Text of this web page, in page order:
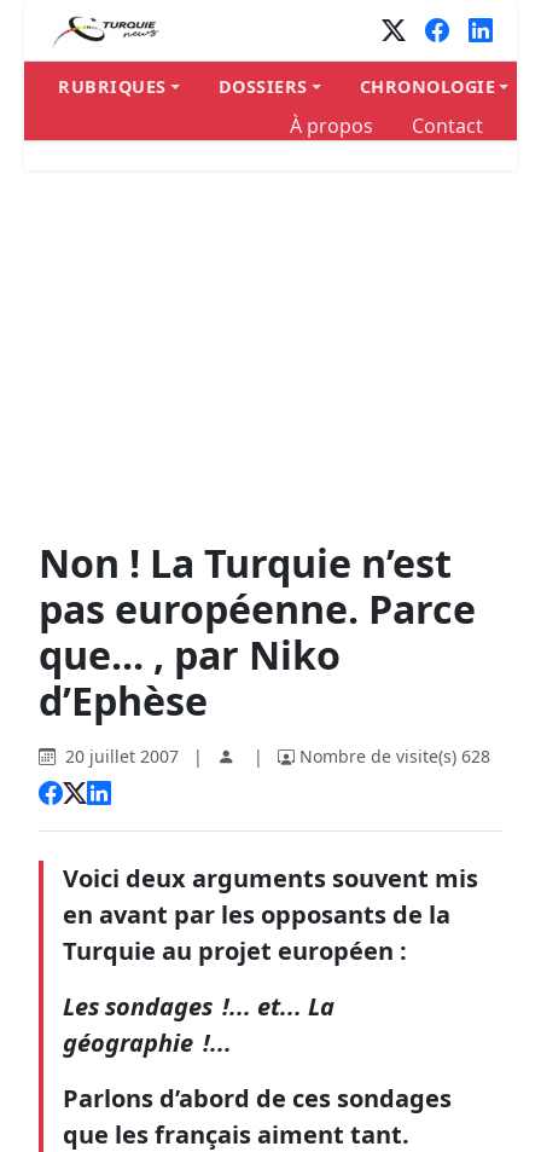
RUBRIQUES DOSSIERS CHRONOLOGIE
À propos Contact
Non ! La Turquie n’est
pas européenne. Parce
que... , par Niko
d’Ephèse
20 juillet 2007 | | Nombre de visite(s) 628
Voici deux arguments souvent mis
en avant par les opposants de la
Turquie au projet européen :
Les sondages !... et... La
géographie !...
Parlons d’abord de ces sondages
que les français aiment tant.